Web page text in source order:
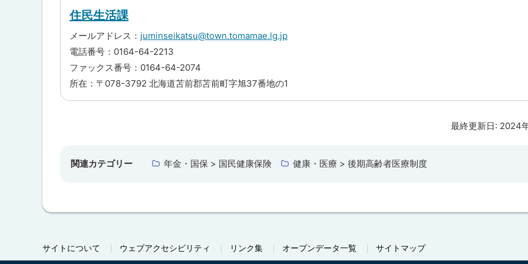
に
る
住民生活課
メールアドレス： juminseikatsu@town.tomamae.lg.jp
電話番号：0164-64-2213
ファックス番号：0164-64-2074
所在：〒078-3792 北海道苫前郡苫前町字旭37番地の1
プ
最終更新日: 2024
関連カテゴリー 年金・国保 > 国民健康保険 健康・医療 > 後期高齢者医療制度
サイトについて ウェブアクセシビリティ リンク集 オープンデータ一覧 サイトマップ